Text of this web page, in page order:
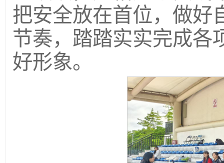
把安全放在首位，做好
节奏，踏踏实实完成各
好形象。